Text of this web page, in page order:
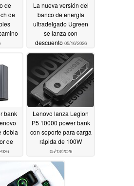
de
de
La nueva versión del
banco de energía
ultradelgado Ugreen
se lanza con
descuento 05/16/2026
bank
dobla
de
Lenovo lanza Legion
P5 10000 power bank
con soporte para carga
rápida de 100W
05/13/2026